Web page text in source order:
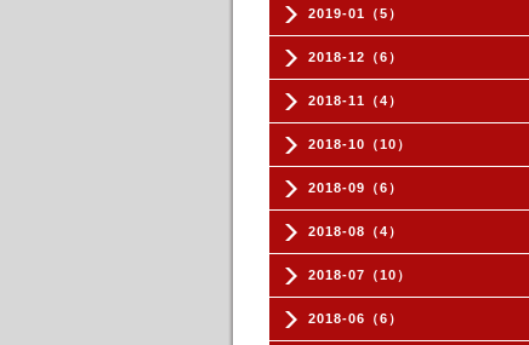
2019-01（5）
2018-12（6）
2018-11（4）
2018-10（10）
2018-09（6）
2018-08（4）
2018-07（10）
2018-06（6）